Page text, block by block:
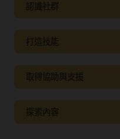
認識社群
打造技能
取得協助與支援
支援
探索內容